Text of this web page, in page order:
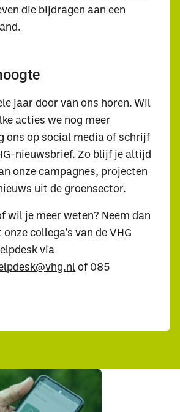
je naar op
zoek?
Alle thema's Vind een
die bijdragen aan een
jaar door van ons horen. Wil
acties we nog meer
ons op social media of schrijf
nieuwsbrief. Zo blijf je altijd
onze campagnes, projecten
uit de groensector.
wil je meer weten? Neem dan
collega's van de VHG
via
of 085